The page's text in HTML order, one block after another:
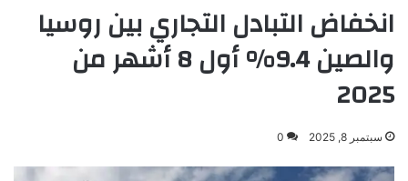
انخفاض التبادل التجاري بين روسيا
والصين 9.4% أول 8 أشهر من
2025
سبتمبر 8, 2025 0